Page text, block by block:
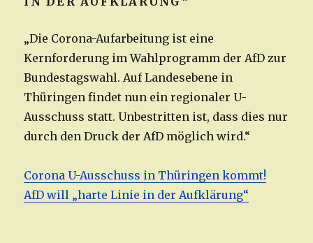
„Die Corona-Aufarbeitung ist eine
Kernforderung im Wahlprogramm der AfD zur
Bundestagswahl. Auf Landesebene in
Thüringen findet nun ein regionaler U-
Ausschuss statt. Unbestritten ist, dass dies nur
durch den Druck der AfD möglich wird.“
Corona U-Ausschuss in Thüringen kommt!
AfD will „harte Linie in der Aufklärung“